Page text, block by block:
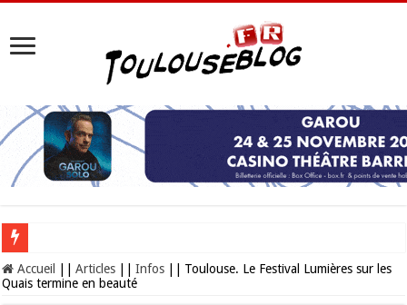
Les Nocturnes de la Cité de l’espace 2026 : l’événement incontournable de
Accueil Articles Infos
Toulouse. Le Festival Lumières sur les
Quais termine en beauté